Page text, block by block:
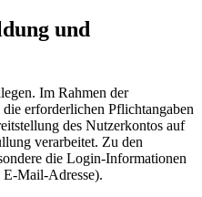
und
Im Rahmen der
erforderlichen Pflichtangaben
des Nutzerkontos auf
verarbeitet. Zu den
die Login-Informationen
E-Mail-Adresse).